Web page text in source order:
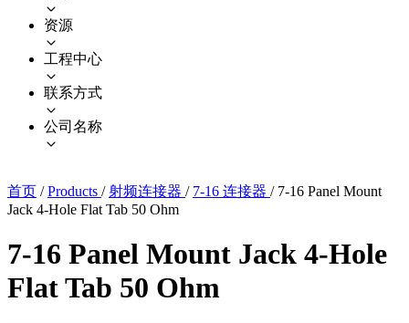
资源
工程中心
联系方式
公司名称
首页 / Products / 射频连接器 / 7-16 连接器 / 7-16 Panel Mount
Jack 4-Hole Flat Tab 50 Ohm
7-16 Panel Mount Jack 4-Hole
Flat Tab 50 Ohm